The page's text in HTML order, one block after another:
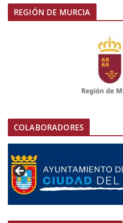
REGIÓN DE MURCIA
COLABORADORES